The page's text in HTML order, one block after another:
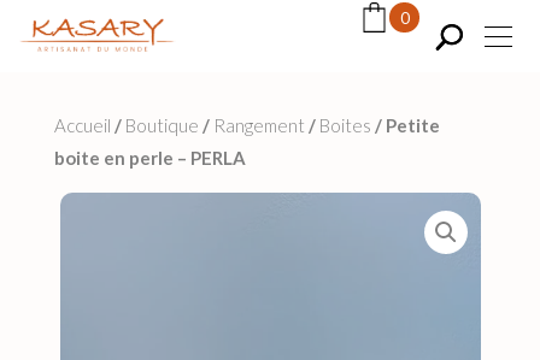
0
Accueil / Boutique / Rangement / Boites / Petite
boite en perle – PERLA
Panneau de gestion des cookies